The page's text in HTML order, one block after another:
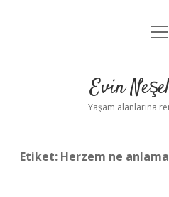
Yasal
Evin
Yaşam alanlarına
Etiket: Herzem ne